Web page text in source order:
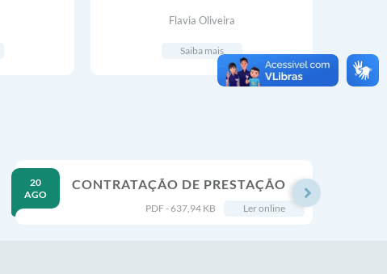
Flavia Oliveira
Saiba mais
20
AGO
CONTRATAÇÃO DE PRESTAÇÃO
AUTOMOTIVO, NA MODALIDADE
PDF - 637,94 KB Ler online